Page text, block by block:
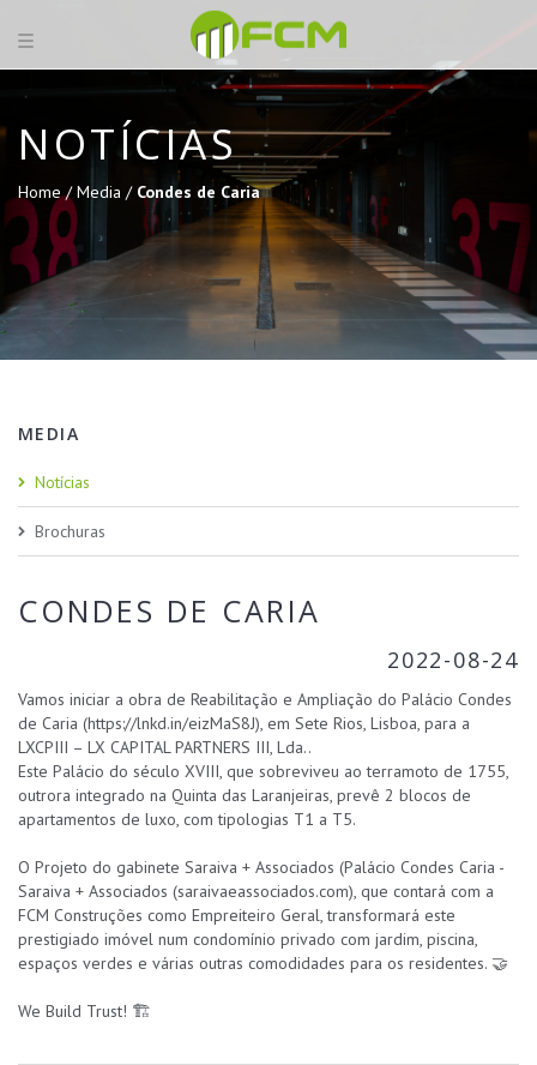
NOTÍCIAS
Home /Media / Condes de Caria
MEDIA
Notícias
Brochuras
CONDES DE CARIA
2022-08-24
Vamos iniciar a obra de Reabilitação e Ampliação do Palácio Condes
de Caria (https://lnkd.in/eizMaS8J), em Sete Rios, Lisboa, para a
LXCPIII – LX CAPITAL PARTNERS III, Lda..
Este Palácio do século XVIII, que sobreviveu ao terramoto de 1755,
outrora integrado na Quinta das Laranjeiras, prevê 2 blocos de
apartamentos de luxo, com tipologias T1 a T5.
O Projeto do gabinete Saraiva + Associados (Palácio Condes Caria -
Saraiva + Associados (saraivaeassociados.com), que contará com a
FCM Construções como Empreiteiro Geral, transformará este
prestigiado imóvel num condomínio privado com jardim, piscina,
espaços verdes e várias outras comodidades para os residentes. 🤝
We Build Trust! 🏗️